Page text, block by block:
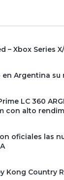
– Xbox Series
Argentina su
LC 360
con alto
oficiales las
Kong Country